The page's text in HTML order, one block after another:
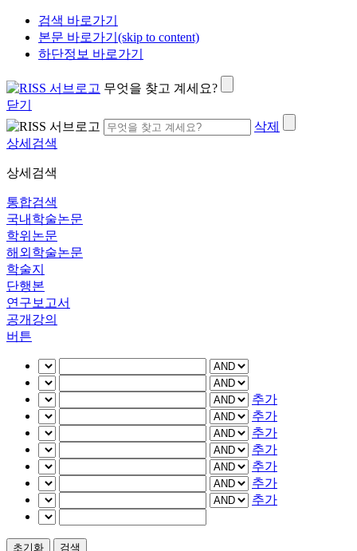
검색 바로가기
본문 바로가기(skip to content)
하단정보 바로가기
무엇을 찾고 계세요?
닫기
삭제
상세검색
상세검색
통합검색
국내학술논문
학위논문
해외학술논문
학술지
단행본
연구보고서
공개강의
버튼
추가
추가
추가
추가
추가
추가
추가